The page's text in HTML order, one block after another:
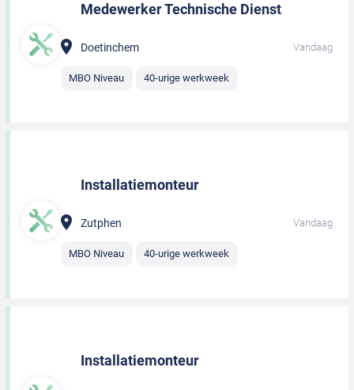
Medewerker Technische Dienst
Doetinchem Vandaag
MBO Niveau 40-urige werkweek
Installatiemonteur
Zutphen Vandaag
MBO Niveau 40-urige werkweek
Installatiemonteur